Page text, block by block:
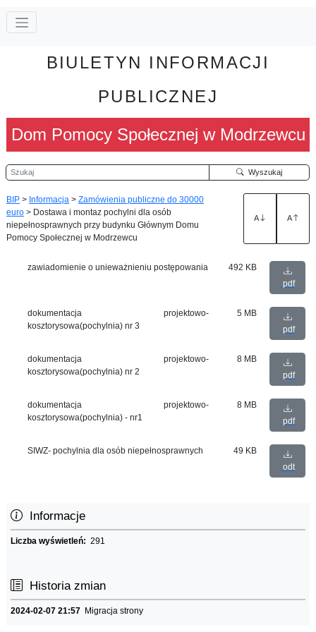
BIULETYN INFORMACJI
PUBLICZNEJ
Dom Pomocy Społecznej w Modrzewcu
Szukaj Wyszukaj
BIP > Informacja > Zamówienia publiczne do 30000
euro > Dostawa i montaz pochylni dla osób
niepełnosprawnych przy budynku Głównym Domu
Pomocy Społecznej w Modrzewcu
A A
zawiadomienie o unieważnieniu postępowania
492 KB
pdf
dokumentacja projektowo-
kosztorysowa(pochylnia) nr 3
5 MB
pdf
dokumentacja projektowo-
kosztorysowa(pochylnia) nr 2
8 MB
pdf
dokumentacja projektowo-
kosztorysowa(pochylnia) - nr1
8 MB
pdf
SIWZ- pochylnia dla osób niepełnosprawnych
49 KB
odt
Informacje
Liczba wyświetleń: 291
Historia zmian
2024-02-07 21:57 Migracja strony